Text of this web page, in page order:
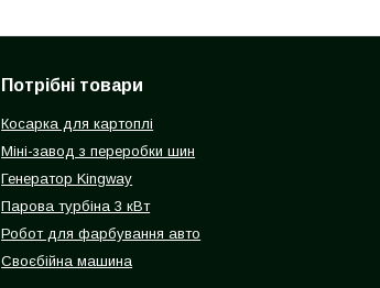
Потрібні товари
Косарка для картоплі
Міні-завод з переробки шин
Генератор Kingway
Парова турбіна 3 кВт
Робот для фарбування авто
Своєбійна машина